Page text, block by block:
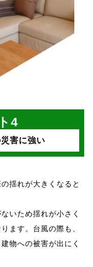
4
害に強い
揺れが大きくなると
いため揺れが小さく
ます。台風の際も、
物への被害が出にく